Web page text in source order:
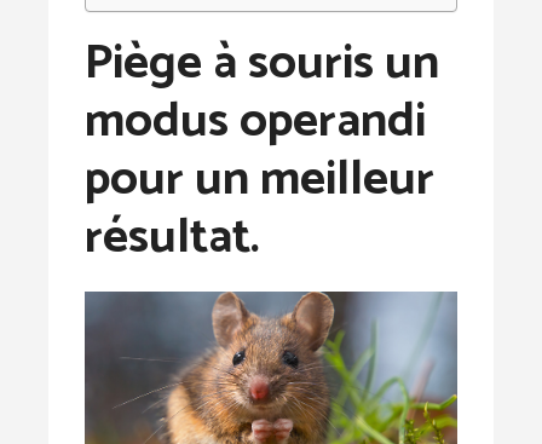
Piège à souris un
modus operandi
pour un meilleur
résultat.